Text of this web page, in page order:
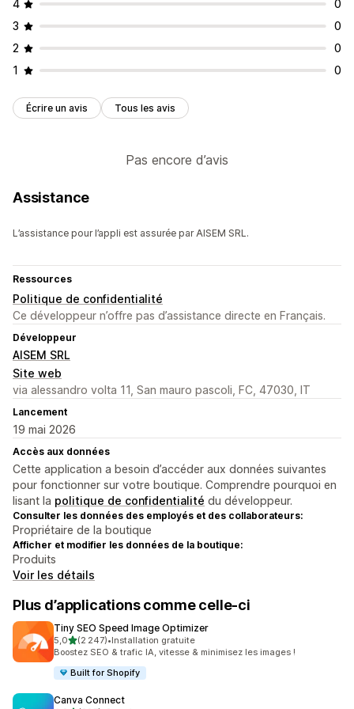
4
0
3
0
2
0
1
0
Écrire un avis Tous les avis
Pas encore d’avis
Assistance
L’assistance pour l’appli est assurée par AISEM SRL.
Ressources
Politique de confidentialité
Ce développeur n’offre pas d’assistance directe en Français.
Développeur
AISEM SRL
Site web
via alessandro volta 11, San mauro pascoli, FC, 47030, IT
Lancement
19 mai 2026
Accès aux données
Cette application a besoin d’accéder aux données suivantes
pour fonctionner sur votre boutique. Comprendre pourquoi en
lisant la politique de confidentialité du développeur.
Consulter les données des employés et des collaborateurs:
Propriétaire de la boutique
Afficher et modifier les données de la boutique:
Produits
Voir les détails
Plus d’applications comme celle-ci
Tiny SEO Speed Image Optimizer
5,0étoile(s) sur 5
(2 247)
2247 avis au total
•Installation gratuite
Boostez SEO & trafic IA, vitesse & minimisez les images !
Built for Shopify
Canva Connect